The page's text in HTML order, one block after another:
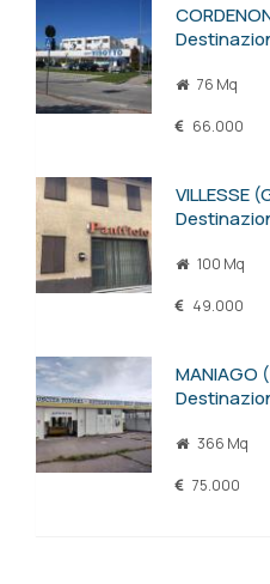
76 Mq
66.000
VILLESSE
100 Mq
49.000
MANIAGO
366 Mq
75.000